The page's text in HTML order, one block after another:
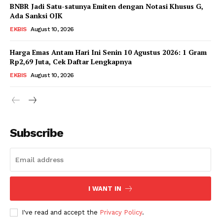
SUBSCRIBE NOW
About
Contact
BNBR Jadi Satu-satunya Emiten dengan Notasi Khusus G,
Ada Sanksi OJK
EKBIS August 10, 2026
Harga Emas Antam Hari Ini Senin 10 Agustus 2026: 1 Gram
Rp2,69 Juta, Cek Daftar Lengkapnya
EKBIS August 10, 2026
Subscribe
I WANT IN
I've read and accept the Privacy Policy.